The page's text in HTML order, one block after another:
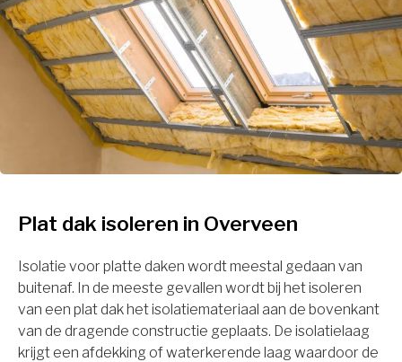
Plat dak isoleren in Overveen
Isolatie voor platte daken wordt meestal gedaan van
buitenaf. In de meeste gevallen wordt bij het isoleren
van een plat dak het isolatiemateriaal aan de bovenkant
van de dragende constructie geplaats. De isolatielaag
krijgt een afdekking of waterkerende laag waardoor de